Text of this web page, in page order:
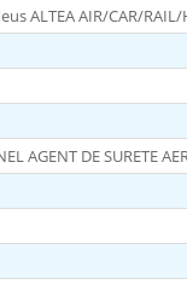
ALTEA AIR/CAR/RAIL/
AGENT DE SURETE